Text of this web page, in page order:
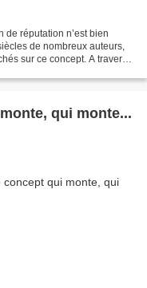
de réputation n’est bien
de nombreux auteurs,
sur ce concept. A travers
qui monte...